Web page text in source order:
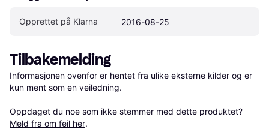
Opprettet på Klarna 2016-08-25
Tilbakemelding
Informasjonen ovenfor er hentet fra ulike eksterne kilder og er
kun ment som en veiledning.
Oppdaget du noe som ikke stemmer med dette produktet?
Meld fra om feil her.